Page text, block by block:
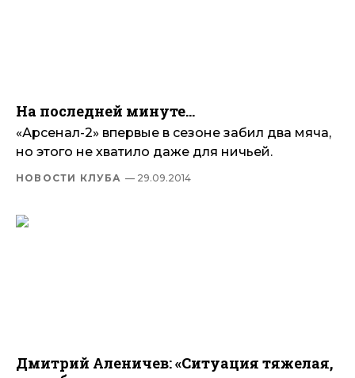
На последней минуте…
«Арсенал-2» впервые в сезоне забил два мяча,
но этого не хватило даже для ничьей.
НОВОСТИ КЛУБА — 29.09.2014
Дмитрий Аленичев: «Ситуация тяжелая,